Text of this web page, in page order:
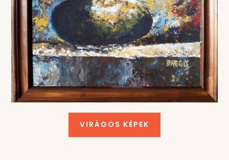
VIRÁGOS KÉPEK